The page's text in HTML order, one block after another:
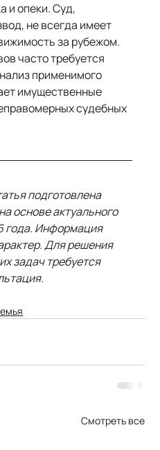
и опеки. Суд,
не всегда имеет
за рубежом.
часто требуется
применимого
имущественные
судебных
подготовлена
основе актуального
года. Информация
Для решения
задач требуется
Смотреть все